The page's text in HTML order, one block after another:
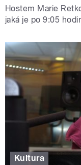
Hostem Marie
jaká je po 9:05
Kultura